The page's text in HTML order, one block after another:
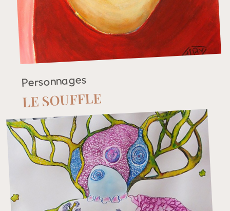
Personnages
LE SOUFFLE